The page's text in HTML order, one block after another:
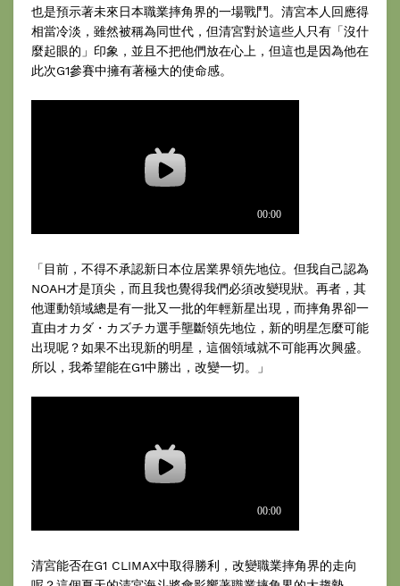
也是預示著未來日本職業摔角界的一場戰鬥。清宮本人回應得
相當冷淡，雖然被稱為同世代，但清宮對於這些人只有「沒什
麼起眼的」印象，並且不把他們放在心上，但這也是因為他在
此次G1參賽中擁有著極大的使命感。
「目前，不得不承認新日本位居業界領先地位。但我自己認為
NOAH才是頂尖，而且我也覺得我們必須改變現狀。再者，其
他運動領域總是有一批又一批的年輕新星出現，而摔角界卻一
直由オカダ・カズチカ選手壟斷領先地位，新的明星怎麼可能
出現呢？如果不出現新的明星，這個領域就不可能再次興盛。
所以，我希望能在G1中勝出，改變一切。」
清宮能否在G1 CLIMAX中取得勝利，改變職業摔角界的走向